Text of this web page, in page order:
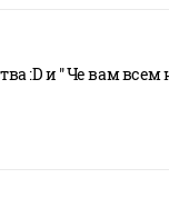
:D и " Че вам всем